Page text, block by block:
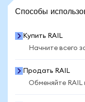
Способы
Купить RAIL
Начните всего
Продать RAIL
Обменяйте RAIL